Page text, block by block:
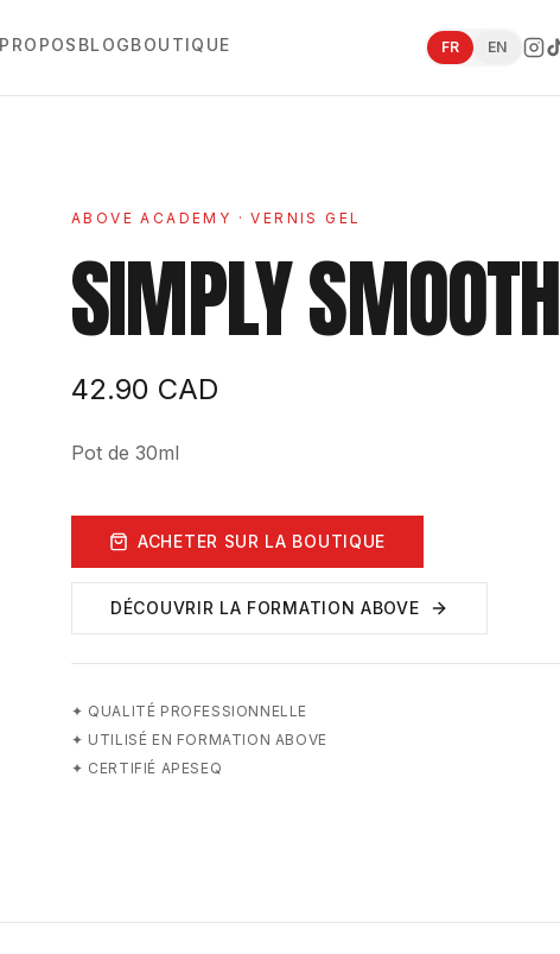
BLOGBOUTIQUE FR EN
ABOVE ACADEMY · VERNIS GEL
SIMPLY SMOOTH
42.90 CAD
Pot de 30ml
ACHETER SUR LA BOUTIQUE
DÉCOUVRIR LA FORMATION ABOVE
✦ QUALITÉ PROFESSIONNELLE
✦ UTILISÉ EN FORMATION ABOVE
✦ CERTIFIÉ APESEQ